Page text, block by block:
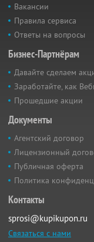
Вакансии
Правила сервиса
Ответы на вопросы
Бизнес-Партнёрам
Давайте сделаем
Заработайте, как
Прошедшие акции
Документы
Агентский договор
Лицензионный
Публичная оферта
Политика
Контакты
sprosi@kupikupon.ru
Связаться с нами